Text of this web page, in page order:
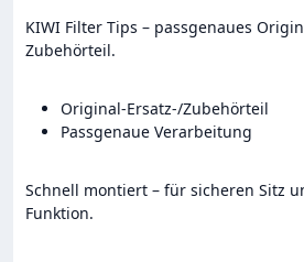
KIWI Filter Tips – passgenaues
Zubehörteil.
Original-Ersatz-/Zubehörteil
Passgenaue Verarbeitung
Schnell montiert – für sicheren Sitz
Funktion.